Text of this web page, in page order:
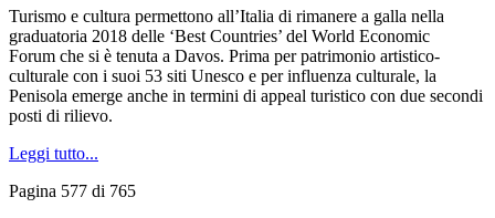
Turismo e cultura permettono all’Italia di rimanere a galla nella
graduatoria 2018 delle ‘Best Countries’ del World Economic
Forum che si è tenuta a Davos. Prima per patrimonio artistico-
culturale con i suoi 53 siti Unesco e per influenza culturale, la
Penisola emerge anche in termini di appeal turistico con due secondi
posti di rilievo.
Leggi tutto...
Pagina 577 di 765